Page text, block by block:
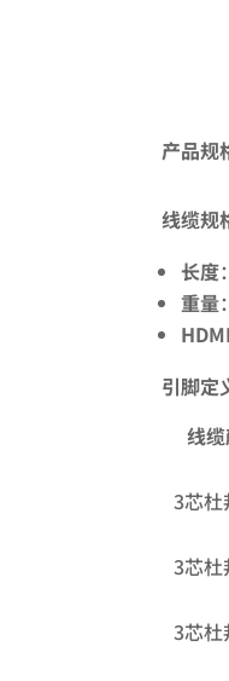
产品规
线缆规
长度
重量
引脚定
线
3芯杜
3芯杜
3芯杜